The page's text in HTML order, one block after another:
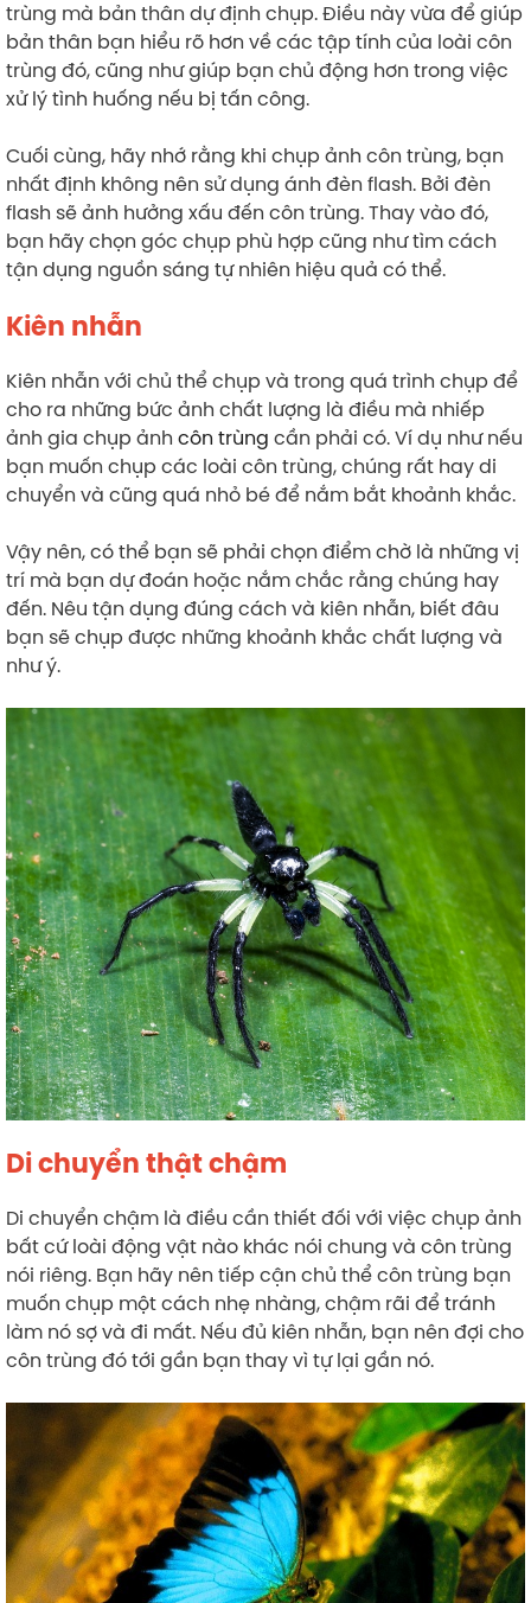
trùng mà bản thân dự định chụp. Điều này vừa để giúp
bản thân bạn hiểu rõ hơn về các tập tính của loài côn
trùng đó, cũng như giúp bạn chủ động hơn trong việc
xử lý tình huống nếu bị tấn công.
Cuối cùng, hãy nhớ rằng khi chụp ảnh côn trùng, bạn
nhất định không nên sử dụng ánh đèn flash. Bởi đèn
flash sẽ ảnh hưởng xấu đến côn trùng. Thay vào đó,
bạn hãy chọn góc chụp phù hợp cũng như tìm cách
tận dụng nguồn sáng tự nhiên hiệu quả có thể.
Kiên nhẫn
Kiên nhẫn với chủ thể chụp và trong quá trình chụp để
cho ra những bức ảnh chất lượng là điều mà nhiếp
ảnh gia chụp ảnh côn trùng cần phải có. Ví dụ như nếu
bạn muốn chụp các loài côn trùng, chúng rất hay di
chuyển và cũng quá nhỏ bé để nắm bắt khoảnh khắc.
Vậy nên, có thể bạn sẽ phải chọn điểm chờ là những vị
trí mà bạn dự đoán hoặc nắm chắc rằng chúng hay
đến. Nêu tận dụng đúng cách và kiên nhẫn, biết đâu
bạn sẽ chụp được những khoảnh khắc chất lượng và
như ý.
Di chuyển thật chậm
Di chuyển chậm là điều cần thiết đối với việc chụp ảnh
bất cứ loài động vật nào khác nói chung và côn trùng
nói riêng. Bạn hãy nên tiếp cận chủ thể côn trùng bạn
muốn chụp một cách nhẹ nhàng, chậm rãi để tránh
làm nó sợ và đi mất. Nếu đủ kiên nhẫn, bạn nên đợi cho
côn trùng đó tới gần bạn thay vì tự lại gần nó.